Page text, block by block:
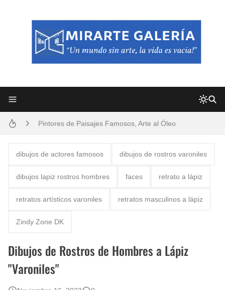
Pintores de Paisajes Famosos, Arte al Óleo
dibujos de actores famosos dibujos de rostros varoniles
dibujos lapiz rostros hombres faces retrato a lápiz
retratos artísticos varoniles retratos masculinos a lápiz
Zindy Zone DK
Dibujos de Rostros de Hombres a Lápiz
"Varoniles"